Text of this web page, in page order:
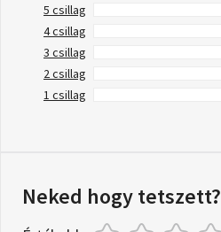
5 csillag
4 csillag
3 csillag
2 csillag
1 csillag
Neked hogy tetszett?